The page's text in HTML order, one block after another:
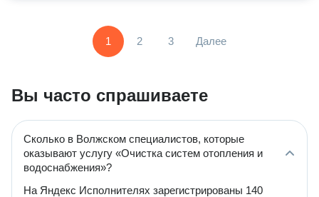
1 2 3 Далее
Вы часто спрашиваете
Сколько в Волжском специалистов, которые
оказывают услугу «Очистка систем отопления и
водоснабжения»?
На Яндекс Исполнителях зарегистрированы 140